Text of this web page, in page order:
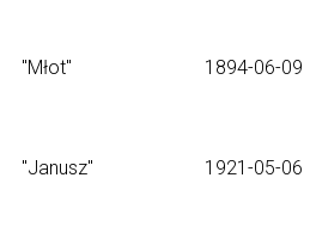
"Młot" 1894-06-09
"Janusz" 1921-05-06